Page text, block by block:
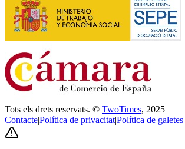
Tots els drets reservats. © TwoTimes, 2025
Contacte|Política de privacitat|Política de galetes|